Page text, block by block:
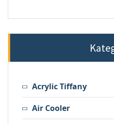
Acrylic Tiffany
Air Cooler